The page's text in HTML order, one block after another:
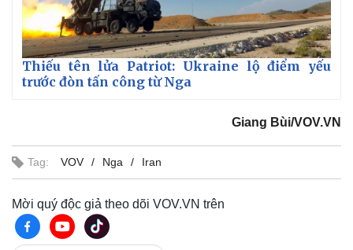
Thiếu tên lửa Patriot: Ukraine lộ điểm yếu
trước đòn tấn công từ Nga
Giang Bùi/VOV.VN
Tag: VOV Nga Iran
Mời quý độc giả theo dõi VOV.VN trên